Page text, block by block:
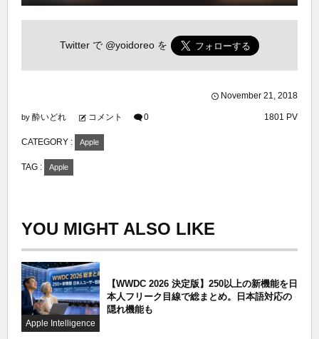
Twitter で @yoidoreo を
November 21, 2018
by 酔いどれ コメント 0 1801 PV
CATEGORY : Apple
TAG : Apple
YOU MIGHT ALSO LIKE
Apple Intelligence
【WWDC 2026 決定版】250以上の新機能を日
本人フリーク目線で総まとめ。日本語対応の
隠れ機能も